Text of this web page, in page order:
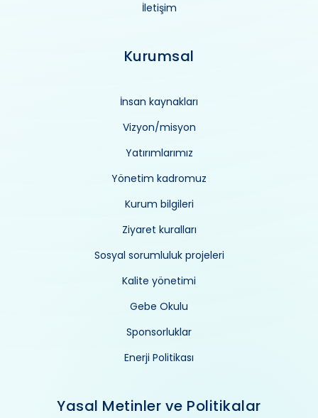
İletişim
Kurumsal
İnsan kaynakları
Vizyon/misyon
Yatırımlarımız
Yönetim kadromuz
Kurum bilgileri
Ziyaret kuralları
Sosyal sorumluluk projeleri
Kalite yönetimi
Gebe Okulu
Sponsorluklar
Enerji Politikası
Yasal Metinler ve Politikalar